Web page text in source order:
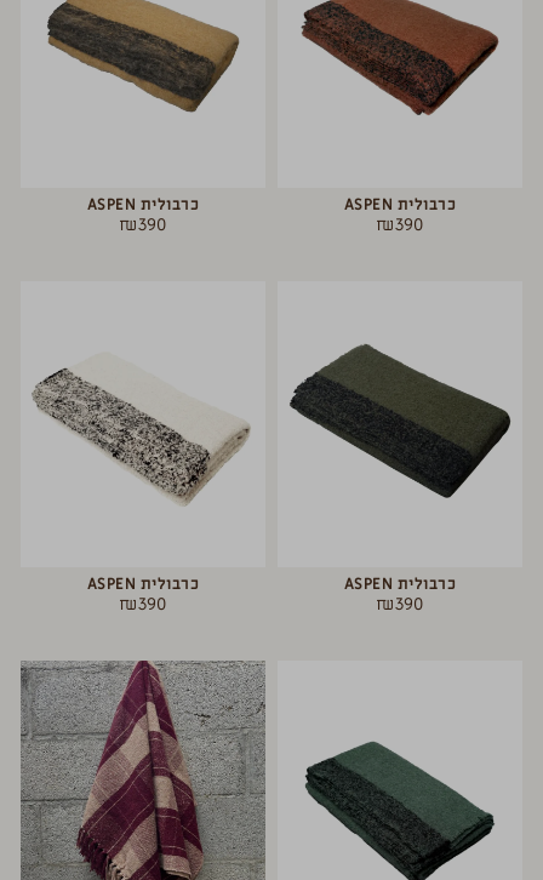
כרבולית ASPEN
₪390
כרבולית ASPEN
₪390
כרבולית ASPEN
₪390
כרבולית ASPEN
₪390